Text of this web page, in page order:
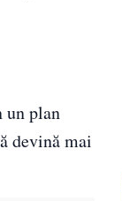
un plan
devină mai